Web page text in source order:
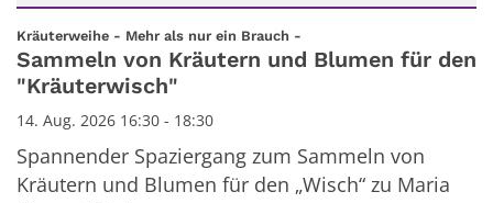
Datum: 14. August 2026
Kräuterweihe - Mehr als nur ein Brauch -
Sammeln von Kräutern und Blumen für den
"Kräuterwisch"
14. Aug. 2026 16:30 - 18:30
Spannender Spaziergang zum Sammeln von
Kräutern und Blumen für den „Wisch“ zu Maria